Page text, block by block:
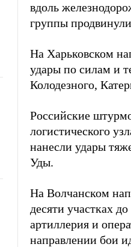
вдоль
группы
На Харьковском
удары по силам и
Колодезного,
Российские
логистического
нанесли удары
Уды.
На Волчанском
десяти участках
артиллерия и
направлении бои